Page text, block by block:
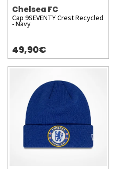
Chelsea FC
Cap 9SEVENTY Crest Recycled
- Navy
49,90€